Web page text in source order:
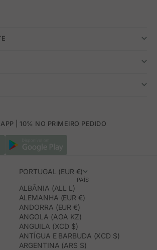
| 10% NO PRIMEIRO PEDIDO
PORTUGAL (EUR €)
PAÍS
ALBÂNIA (ALL L)
ALEMANHA (EUR €)
ANDORRA (EUR €)
ANGOLA (AOA KZ)
ANGUILA (XCD $)
ANTÍGUA E BARBUDA (XCD $)
ARGENTINA (ARS $)